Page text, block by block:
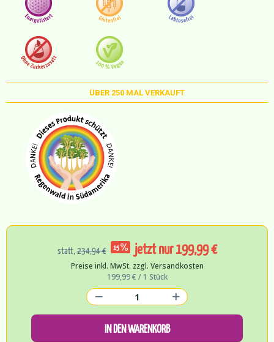
ÜBER 250 MAL VERKAUFT
statt,234,94 € 15 jetzt nur 199,99 €
Preise inkl. MwSt. zzgl. Versandkosten
199,99 € / 1 Stück
IN DEN WARENKORB